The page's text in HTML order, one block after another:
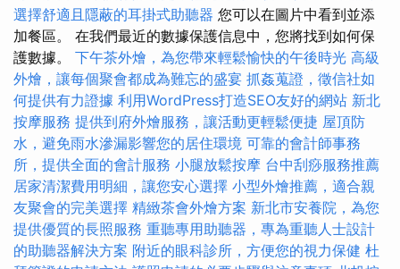
選擇舒適且隱蔽的耳掛式助聽器 您可以在圖片中看到並添
加餐區。 在我們最近的數據保護信息中，您將找到如何保
護數據。 下午茶外燴，為您帶來輕鬆愉快的午後時光 高級
外燴，讓每個聚會都成為難忘的盛宴 抓姦蒐證，徵信社如
何提供有力證據 利用WordPress打造SEO友好的網站 新北
按摩服務 提供到府外燴服務，讓活動更輕鬆便捷 屋頂防
水，避免雨水滲漏影響您的居住環境 可靠的會計師事務
所，提供全面的會計服務 小腿放鬆按摩 台中刮痧服務推薦
居家清潔費用明細，讓您安心選擇 小型外燴推薦，適合親
友聚會的完美選擇 精緻茶會外燴方案 新北市安養院，為您
提供優質的長照服務 重聽專用助聽器，專為重聽人士設計
的助聽器解決方案 附近的眼科診所，方便您的視力保健 杜